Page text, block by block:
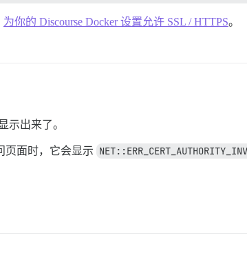
为你的 Discourse Docker 设置允许 SSL / HTTPS。
示出来了。
页面时，它会显示